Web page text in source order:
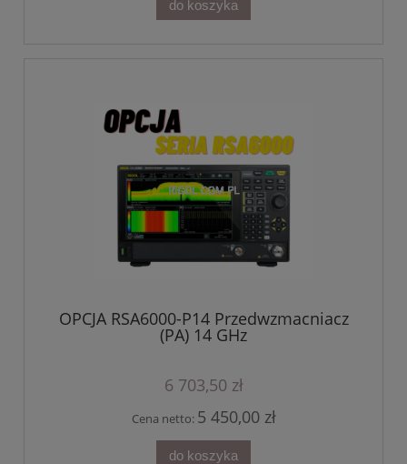
do koszyka
OPCJA RSA6000-P14 Przedwzmacniacz
(PA) 14 GHz
6 703,50 zł
Cena netto: 5 450,00 zł
do koszyka